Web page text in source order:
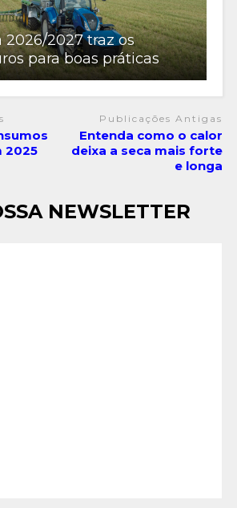
2026/2027 traz os
para boas práticas
2025
Publicações Antigas
Entenda como o calor
deixa a seca mais forte
e longa
NEWSLETTER